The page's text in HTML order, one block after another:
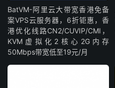
BatVM-阿里云大带宽香港免备
案VPS云服务器，6折钜惠，香
港优化线路CN2/CUVIP/CMI，
KVM虚拟化2核心2G内存
50Mbps带宽低至19元/月